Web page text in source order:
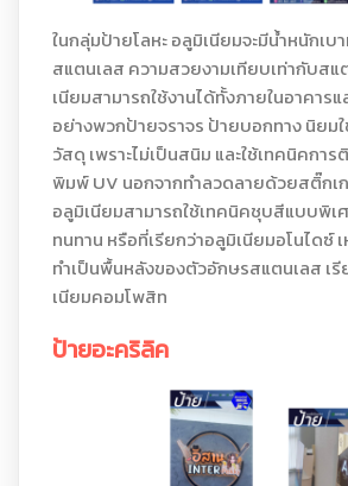
ในกลุ่มป้ายโลหะ อลูมิเนียมจะมีน้ำหนักเบ
สแตนเลส ความสวยงามเทียบเท่ากับส
เนียมสามารถใช้งานได้ทั้งภายในอาคาร
อย่างพวกป้ายจราจร ป้ายบอกทาง นิยม
วัสดุ เพราะไม่เป็นสนิม และใช้เทคนิคกา
พิมพ์ UV นอกจากทำลวดลายด้วยสติ๊กเ
อลูมิเนียมสามารถใช้เทคนิคชุบสีแบบพิเ
ทนทาน หรือที่เรียกว่าอลูมิเนียมอโนไดซ์
ทำเป็นพื้นหลังของตัวอักษรสแตนเลส เ
เนียมคอมโพสิท
ป้ายอะคริลิค